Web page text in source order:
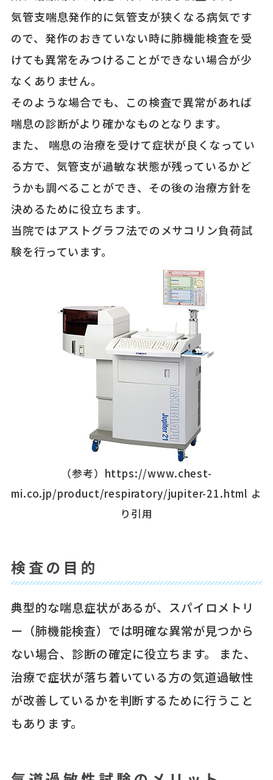
気管支喘息発作的に気管支が狭くなる病気です
ので、発作のおきていない時に肺機能検査を受
けても異常をみつけることができない場合が少
なくありません。
そのような場合でも、この検査で異常があれば
喘息の診断がより確かなものとなります。
また、 喘息の治療を受けて症状が良くなってい
る方で、気管支が過敏な状態が残っているかど
うかも調べることができ、その後の治療方針を
決めるために役立ちます。
当院ではアストグラフ法でのメサコリン負荷試
験を行っています。
（参考）https://www.chest-
mi.co.jp/product/respiratory/jupiter-21.html よ
り引用
検査の目的
典型的な喘息症状があるが、スパイロメトリ
ー（肺機能検査）では明確な異常が見つから
ない場合、診断の確定に役立ちます。 また、
治療で症状が落ち着いている方の気道過敏性
が改善しているかを判断するために行うこと
もあります。